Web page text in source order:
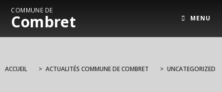
COMMUNE DE
Combret MENU
ACCUEIL > ACTUALITÉS COMMUNE DE COMBRET > UNCATEGORIZED